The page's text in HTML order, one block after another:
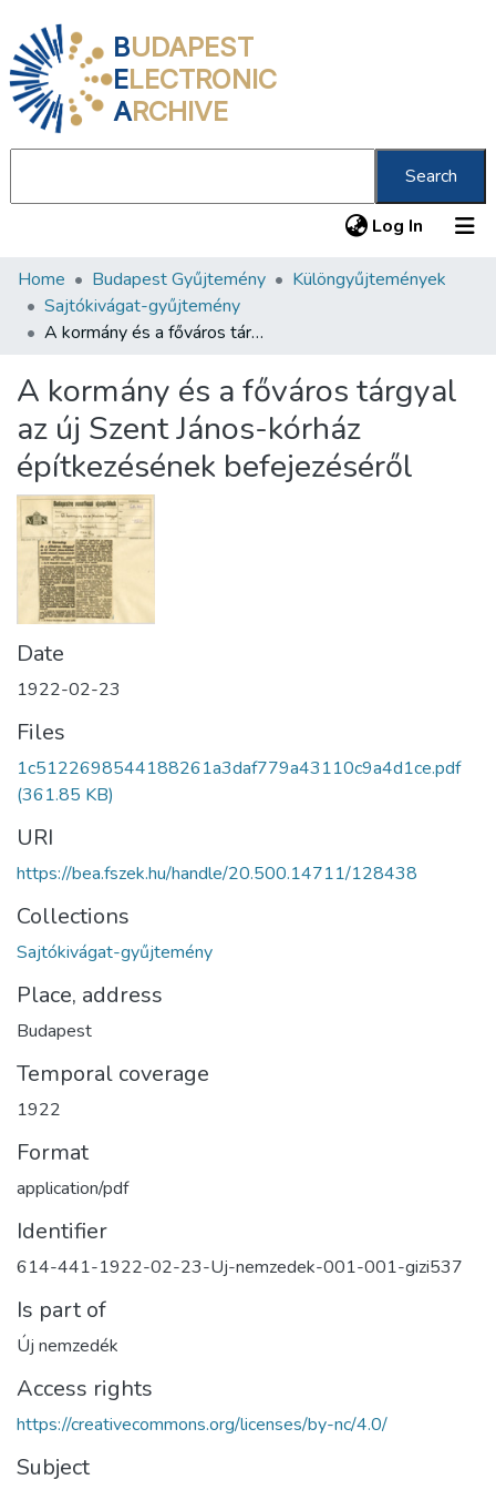
BUDAPEST
ELECTRONIC
ARCHIVE
Search
Log In (current)
Communities & Collections
All of DSpace
About us
Home Budapest Gyűjtemény
Különgyűjtemények
Sajtókivágat-gyűjtemény
A kormány és a főváros tárgyal az új Szent János-kórház építkezésének befejezéséről
A kormány és a főváros tárgyal
az új Szent János-kórház
építkezésének befejezéséről
Date
1922-02-23
Files
1c5122698544188261a3daf779a43110c9a4d1ce.pdf
(361.85 KB)
URI
https://bea.fszek.hu/handle/20.500.14711/128438
Collections
Sajtókivágat-gyűjtemény
Place, address
Budapest
Temporal coverage
1922
Format
application/pdf
Identifier
614-441-1922-02-23-Uj-nemzedek-001-001-gizi537
Is part of
Új nemzedék
Access rights
https://creativecommons.org/licenses/by-nc/4.0/
Subject